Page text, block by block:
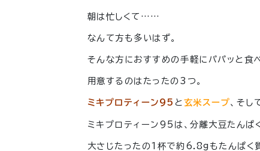
朝は忙しくて……
なんて方も多いはず。
そんな方におすすめの手軽にパパッと食
用意するのはたったの3つ。
ミキプロティーン95 と 玄米スープ、そし
ミキプロティーン95は、分離大豆たんぱ
大さじたったの1杯で約6.8gもたんぱく